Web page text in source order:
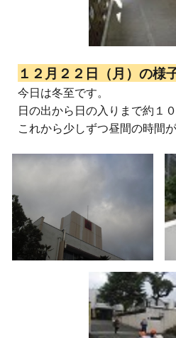
１２月２２日（月）の様
今日は冬至です。
日の出から日の入りまで約１
これから少しずつ昼間の時間